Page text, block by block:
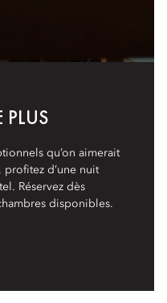
PLUS
qu’on aimerait
profitez d’une nuit
Réservez dès
disponibles.